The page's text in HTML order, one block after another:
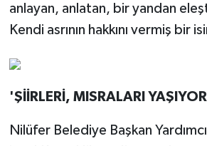
anlayan, anlatan, bir yandan
Kendi asrının hakkını vermiş bir
'ŞİİRLERİ, MISRALARI
Nilüfer Belediye Başkan